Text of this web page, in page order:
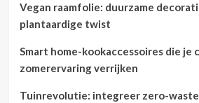
Vegan raamfolie: duurzame
plantaardige twist
Smart home-kookaccessoires die je
zomerervaring verrijken
Tuinrevolutie: integreer zero-